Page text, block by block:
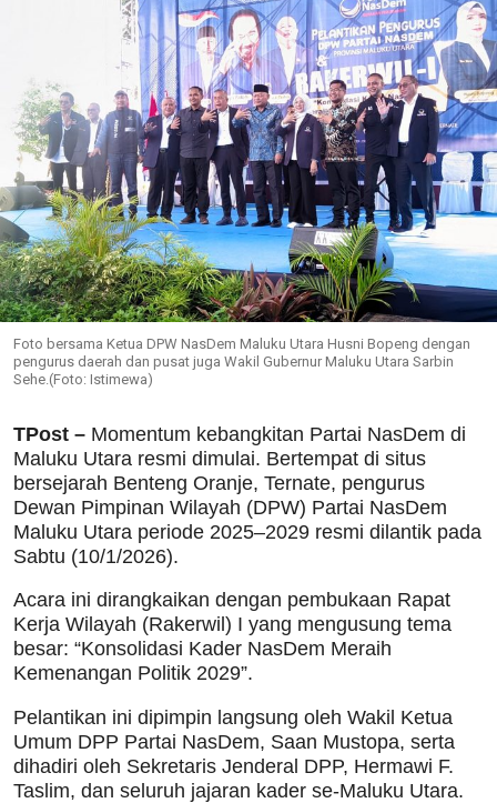
Foto bersama Ketua DPW NasDem Maluku Utara Husni Bopeng dengan
pengurus daerah dan pusat juga Wakil Gubernur Maluku Utara Sarbin
Sehe.(Foto: Istimewa)
TPost – Momentum kebangkitan Partai NasDem di
Maluku Utara resmi dimulai. Bertempat di situs
bersejarah Benteng Oranje, Ternate, pengurus
Dewan Pimpinan Wilayah (DPW) Partai NasDem
Maluku Utara periode 2025–2029 resmi dilantik pada
Sabtu (10/1/2026).
Acara ini dirangkaikan dengan pembukaan Rapat
Kerja Wilayah (Rakerwil) I yang mengusung tema
besar: “Konsolidasi Kader NasDem Meraih
Kemenangan Politik 2029”.
Pelantikan ini dipimpin langsung oleh Wakil Ketua
Umum DPP Partai NasDem, Saan Mustopa, serta
dihadiri oleh Sekretaris Jenderal DPP, Hermawi F.
Taslim, dan seluruh jajaran kader se-Maluku Utara.